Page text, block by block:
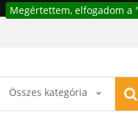
Megértettem, elfogadom a
Összes kategória